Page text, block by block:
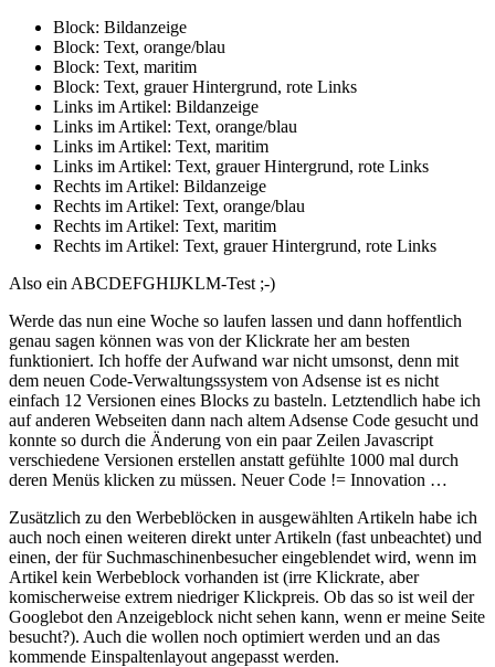
Block: Bildanzeige
Block: Text, orange/blau
Block: Text, maritim
Block: Text, grauer Hintergrund, rote Links
Links im Artikel: Bildanzeige
Links im Artikel: Text, orange/blau
Links im Artikel: Text, maritim
Links im Artikel: Text, grauer Hintergrund, rote Links
Rechts im Artikel: Bildanzeige
Rechts im Artikel: Text, orange/blau
Rechts im Artikel: Text, maritim
Rechts im Artikel: Text, grauer Hintergrund, rote Links
Also ein ABCDEFGHIJKLM-Test ;-)
Werde das nun eine Woche so laufen lassen und dann hoffentlich
genau sagen können was von der Klickrate her am besten
funktioniert. Ich hoffe der Aufwand war nicht umsonst, denn mit
dem neuen Code-Verwaltungssystem von Adsense ist es nicht
einfach 12 Versionen eines Blocks zu basteln. Letztendlich habe ich
auf anderen Webseiten dann nach altem Adsense Code gesucht und
konnte so durch die Änderung von ein paar Zeilen Javascript
verschiedene Versionen erstellen anstatt gefühlte 1000 mal durch
deren Menüs klicken zu müssen. Neuer Code != Innovation …
Zusätzlich zu den Werbeblöcken in ausgewählten Artikeln habe ich
auch noch einen weiteren direkt unter Artikeln (fast unbeachtet) und
einen, der für Suchmaschinenbesucher eingeblendet wird, wenn im
Artikel kein Werbeblock vorhanden ist (irre Klickrate, aber
komischerweise extrem niedriger Klickpreis. Ob das so ist weil der
Googlebot den Anzeigeblock nicht sehen kann, wenn er meine Seite
besucht?). Auch die wollen noch optimiert werden und an das
kommende Einspaltenlayout angepasst werden.